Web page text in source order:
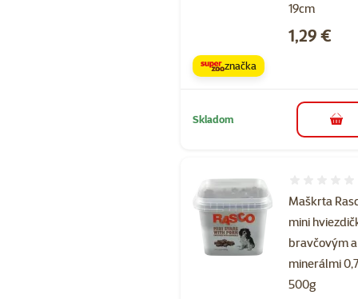
19cm
Cena
1,29 €
značka
Skladom do
Maškrta
mini
bravčovým a
minerálmi
500g